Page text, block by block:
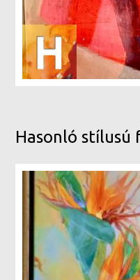
Hasonló stílusú